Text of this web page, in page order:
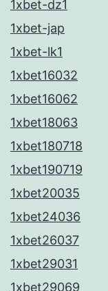
1xbet-dz1
1xbet-jap
1xbet-lk1
1xbet16032
1xbet16062
1xbet18063
1xbet180718
1xbet190719
1xbet20035
1xbet24036
1xbet26037
1xbet29031
1xbet29069